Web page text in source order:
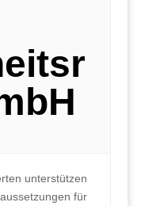
unterstützen
für